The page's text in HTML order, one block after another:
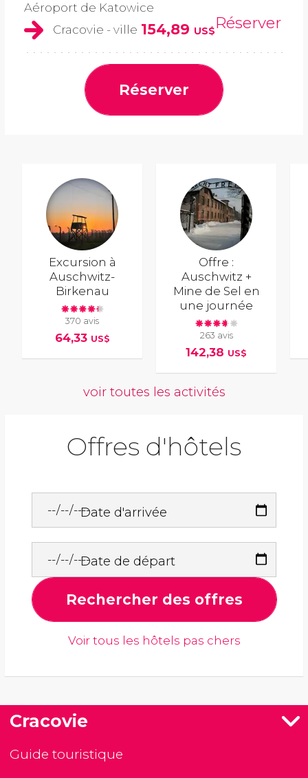
Aéroport de Katowice
Cracovie - ville 154,89 US$Réserver
Réserver
Excursion à
Auschwitz-
Birkenau
370 avis
64,33 US$
Offre :
Auschwitz +
Mine de Sel en
une journée
263 avis
142,38 US$
voir toutes les activités
Offres d'hôtels
Date d'arrivée
Date de départ
Rechercher des offres
Voir tous les hôtels pas chers
Cracovie
Guide touristique